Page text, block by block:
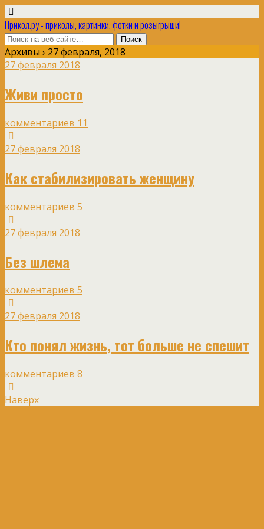
Прикол.ру - приколы, картинки, фотки и розыгрыши!
Архивы › 27 февраля, 2018
27 февраля 2018
Живи просто
комментариев 11
27 февраля 2018
Как стабилизировать женщину
комментариев 5
27 февраля 2018
Без шлема
комментариев 5
27 февраля 2018
Кто понял жизнь, тот больше не спешит
комментариев 8
Наверх